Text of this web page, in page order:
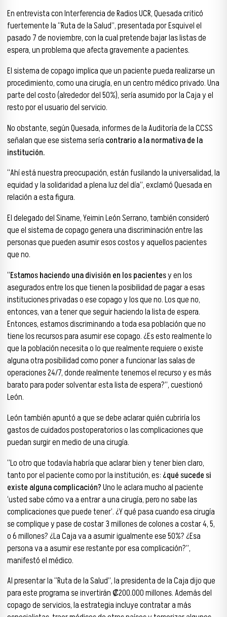
En entrevista con Interferencia de Radios UCR, Quesada criticó
fuertemente la “Ruta de la Salud”, presentada por Esquivel el
pasado 7 de noviembre, con la cual pretende bajar las listas de
espera, un problema que afecta gravemente a pacientes.
El sistema de copago implica que un paciente pueda realizarse un
procedimiento, como una cirugía, en un centro médico privado. Una
parte del costo (alrededor del 50%), sería asumido por la Caja y el
resto por el usuario del servicio.
No obstante, según Quesada, informes de la Auditoría de la CCSS
señalan que ese sistema sería contrario a la normativa de la
institución.
“Ahí está nuestra preocupación, están fusilando la universalidad, la
equidad y la solidaridad a plena luz del día”, exclamó Quesada en
relación a esta figura.
El delegado del Siname, Yeimin León Serrano, también consideró
que el sistema de copago genera una discriminación entre las
personas que pueden asumir esos costos y aquellos pacientes
que no.
“Estamos haciendo una división en los pacientesy en los
asegurados entre los que tienen la posibilidad de pagar a esas
instituciones privadas o ese copago y los que no. Los que no,
entonces, van a tener que seguir haciendo la lista de espera.
Entonces, estamos discriminando a toda esa población que no
tiene los recursos para asumir ese copago. ¿Es esto realmente lo
que la población necesita o lo que realmente requiere o existe
alguna otra posibilidad como poner a funcionar las salas de
operaciones 24/7, donde realmente tenemos el recurso y es más
barato para poder solventar esta lista de espera?”, cuestionó
León.
León también apuntó a que se debe aclarar quién cubriría los
gastos de cuidados postoperatorios o las complicaciones que
puedan surgir en medio de una cirugía.
“Lo otro que todavía habría que aclarar bien y tener bien claro,
tanto por el paciente como por la institución, es: ¿qué sucede si
existe alguna complicación?Uno le aclara mucho al paciente
‘usted sabe cómo va a entrar a una cirugía, pero no sabe las
complicaciones que puede tener’. ¿Y qué pasa cuando esa cirugía
se complique y pase de costar 3 millones de colones a costar 4, 5,
o 6 millones? ¿La Caja va a asumir igualmente ese 50%? ¿Esa
persona va a asumir ese restante por esa complicación?”,
manifestó el médico.
Al presentar la “Ruta de la Salud”, la presidenta de la Caja dijo que
para este programa se invertirán ₡200.000 millones. Además del
copago de servicios, la estrategia incluye contratar a más